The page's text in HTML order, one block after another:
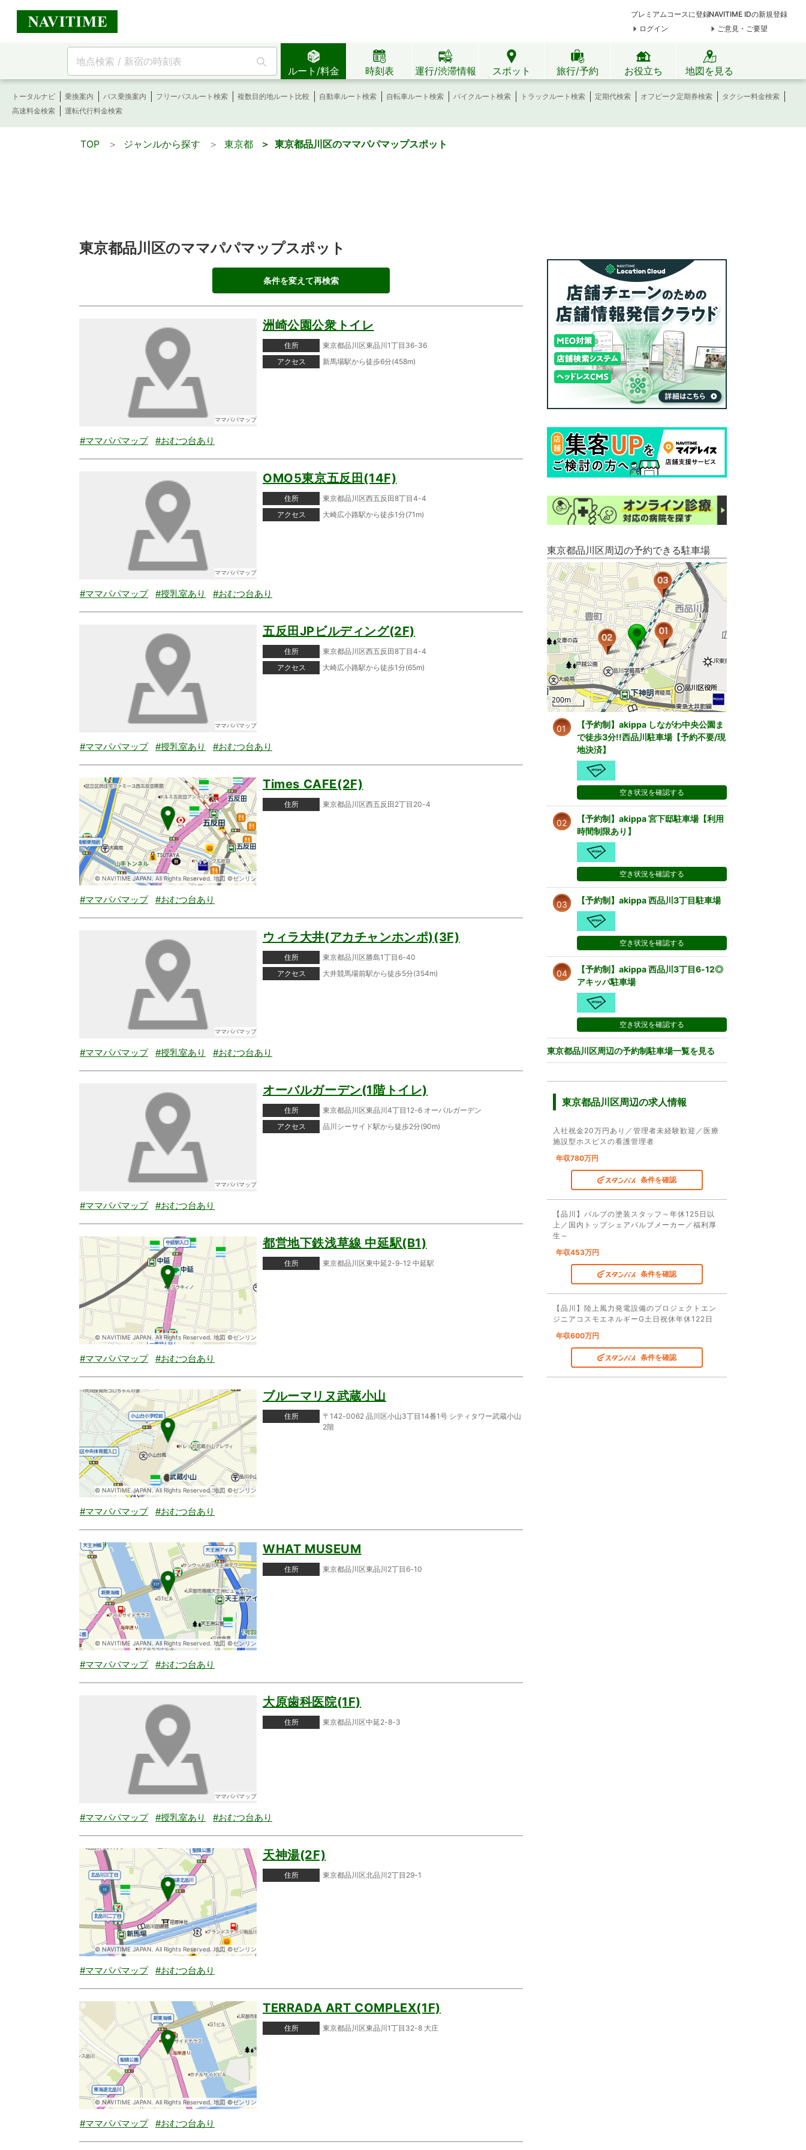
プレミアムコースに登録NAVITIME IDの新規登録
ログイン
ご意見・ご要望
フ
ー
ワ
ー
ルート/料金 時刻表 運行/渋滞情報 スポット 旅行/予約 お役立ち 地図を見る
トータルナビ 乗換案内 バス乗換案内 フリーパスルート検索 複数目的地ルート比較 自動車ルート検索 自転車ルート検索 バイクルート検索 トラックルート検索 定期代検索 オフピーク定期券検索
タクシー料金検索
高速料金検索
運転代行料金検索
TOP ＞ ジャンルから探す ＞ 東京都 ＞ 東京都品川区のママパパマップスポット
東京都品川区のママパパマップスポット
条件を変えて再検索
ママパパマップ
洲崎公園公衆トイレ
住所
東京都品川区東品川1丁目36-36
アクセス
新馬場駅から徒歩6分(458m)
#ママパパマップ #おむつ台あり
ママパパマップ
OMO5東京五反田(14F)
住所
東京都品川区西五反田8丁目4-4
アクセス
大崎広小路駅から徒歩1分(71m)
#ママパパマップ #授乳室あり #おむつ台あり
ママパパマップ
五反田JPビルディング(2F)
住所
東京都品川区西五反田8丁目4-4
アクセス
大崎広小路駅から徒歩1分(65m)
#ママパパマップ #授乳室あり #おむつ台あり
© NAVITIME JAPAN. All Rights Reserved. 地図 ©ゼンリン
Times CAFE(2F)
住所 東京都品川区西五反田2丁目20-4
#ママパパマップ #おむつ台あり
ママパパマップ
ウィラ大井(アカチャンホンポ)(3F)
住所
東京都品川区勝島1丁目6-40
アクセス
大井競馬場前駅から徒歩5分(354m)
#ママパパマップ #授乳室あり #おむつ台あり
ママパパマップ
オーバルガーデン(1階トイレ)
住所
東京都品川区東品川4丁目12-6 オーバルガーデン
アクセス
品川シーサイド駅から徒歩2分(90m)
#ママパパマップ #おむつ台あり
© NAVITIME JAPAN. All Rights Reserved. 地図 ©ゼンリン
都営地下鉄浅草線 中延駅(B1)
住所 東京都品川区東中延2-9-12 中延駅
#ママパパマップ #おむつ台あり
© NAVITIME JAPAN. All Rights Reserved. 地図 ©ゼンリン
ブルーマリヌ武蔵小山
住所
〒142-0062 品川区小山3丁目14番1号 シティタワー武蔵小山
2階
#ママパパマップ #おむつ台あり
© NAVITIME JAPAN. All Rights Reserved. 地図 ©ゼンリン
WHAT MUSEUM
住所 東京都品川区東品川2丁目6-10
#ママパパマップ #おむつ台あり
ママパパマップ
大原歯科医院(1F)
住所 東京都品川区中延2-8-3
#ママパパマップ #授乳室あり #おむつ台あり
© NAVITIME JAPAN. All Rights Reserved. 地図 ©ゼンリン
天神湯(2F)
住所 東京都品川区北品川2丁目29-1
#ママパパマップ #おむつ台あり
© NAVITIME JAPAN. All Rights Reserved. 地図 ©ゼンリン
TERRADA ART COMPLEX(1F)
住所 東京都品川区東品川1丁目32-8 大庄
#ママパパマップ #おむつ台あり
東京都品川区周辺の予約できる駐車場
01
【予約制】akippa しながわ中央公園ま
で徒歩3分!!西品川駐車場【予約不要/現
地決済】
空き状況を確認する
02
【予約制】akippa 宮下邸駐車場【利用
時間制限あり】
空き状況を確認する
03 【予約制】akippa 西品川3丁目駐車場
空き状況を確認する
04
【予約制】akippa 西品川3丁目6-12◎
アキッパ駐車場
空き状況を確認する
東京都品川区周辺の予約制駐車場一覧を見る
東京都品川区周辺の求人情報
入社祝金20万円あり／管理者未経験歓迎／医療
施設型ホスピスの看護管理者
年収780万円
条件を確認
【品川】バルブの塗装スタッフ～年休125日以
上／国内トップシェアバルブメーカー／福利厚
生～
年収453万円
条件を確認
【品川】陸上風力発電設備のプロジェクトエン
ジニアコスモエネルギーG土日祝休年休122日
年収600万円
条件を確認